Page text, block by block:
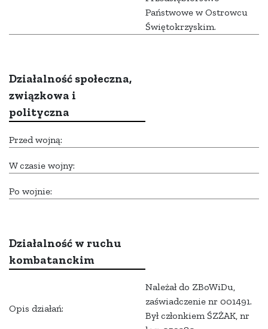
Państwowe w Ostrowcu
Świętokrzyskim.
Działalność społeczna,
związkowa i
polityczna
Przed wojną:
W czasie wojny:
Po wojnie:
Działalność w ruchu
kombatanckim
Opis działań:
Należał do ZBoWiDu,
zaświadczenie nr 001491.
Był członkiem ŚZŻAK, nr